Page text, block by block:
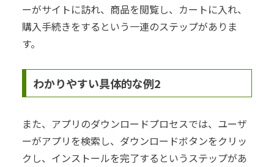
ーがサイトに訪れ、商品を閲覧し、カートに入れ、
購入手続きをするという一連のステップがありま
す。
わかりやすい具体的な例2
また、アプリのダウンロードプロセスでは、ユーザ
ーがアプリを検索し、ダウンロードボタンをクリッ
クし、インストールを完了するというステップがあ